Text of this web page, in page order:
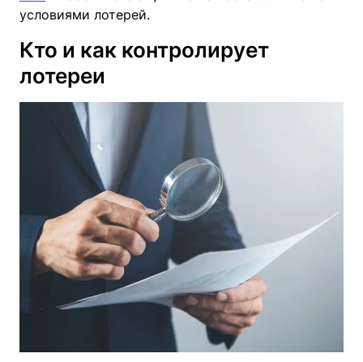
условиями лотерей.
Кто и как контролирует
лотереи